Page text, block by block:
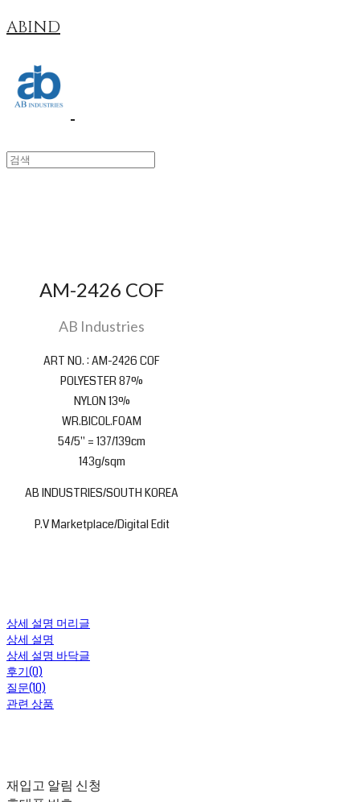
ABIND
AM-2426 COF
AB Industries
ART NO. : AM-2426 COF
POLYESTER 87%
NYLON 13%
WR.BICOL.FOAM
54/5'' = 137/139cm
143g/sqm
AB INDUSTRIES/SOUTH KOREA
P.V Marketplace/Digital Edit
상세 설명 머리글
상세 설명
상세 설명 바닥글
후기(0)
질문(10)
관련 상품
재입고 알림 신청